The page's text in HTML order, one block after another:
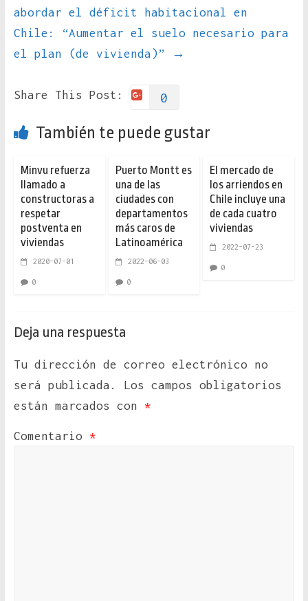
abordar el déficit habitacional en
Chile: “Aumentar el suelo necesario para
el plan (de vivienda)”
→
Share This Post: 0
También te puede gustar
Minvu refuerza
llamado a
constructoras a
respetar
postventa en
viviendas
2020-07-01
0
Puerto Montt es
una de las
ciudades con
departamentos
más caros de
Latinoamérica
2022-06-03
0
El mercado de
los arriendos en
Chile incluye una
de cada cuatro
viviendas
2022-07-23
0
Deja una respuesta
Tu dirección de correo electrónico no
será publicada.
Los campos obligatorios
están marcados con *
Comentario *